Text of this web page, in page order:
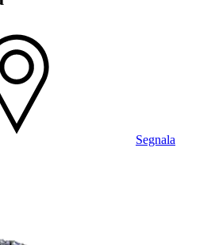
Segnala